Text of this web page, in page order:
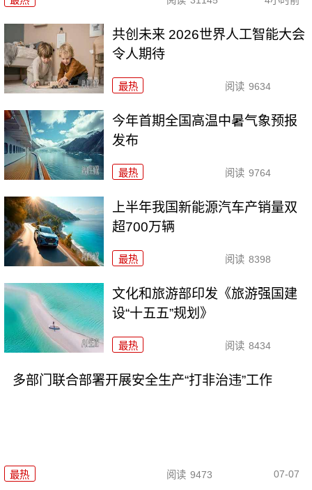
共创未来 2026世界人工智能大会
令人期待
最热 阅读 9634
今年首期全国高温中暑气象预报
发布
最热 阅读 9764
上半年我国新能源汽车产销量双
超700万辆
最热 阅读 8398
文化和旅游部印发《旅游强国建
设“十五五”规划》
最热 阅读 8434
多部门联合部署开展安全生产“打非治违”工作
最热 阅读 9473 07-07